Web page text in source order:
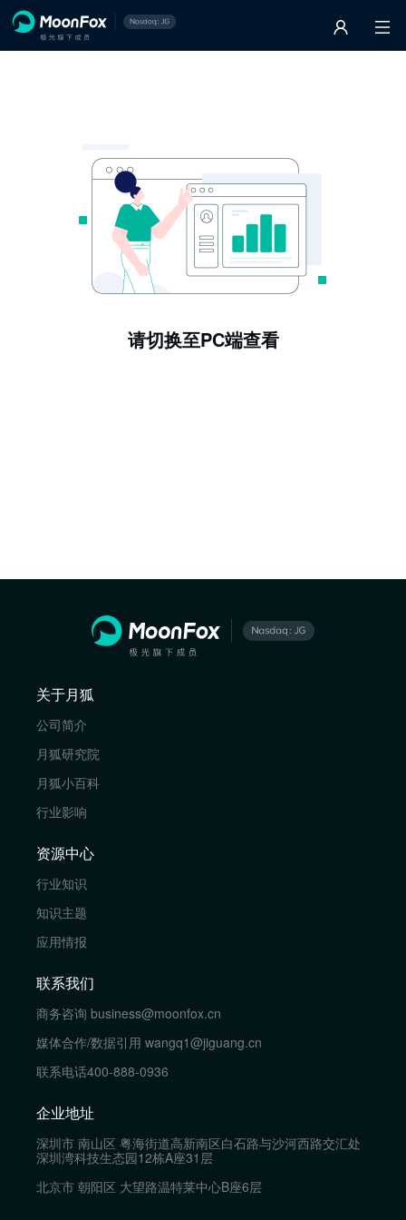
请切换至PC端查看
关于月狐
公司简介
月狐研究院
月狐小百科
行业影响
资源中心
行业知识
知识主题
应用情报
联系我们
商务咨询 business@moonfox.cn
媒体合作/数据引用 wangq1@jiguang.cn
联系电话400-888-0936
企业地址
深圳市 南山区 粤海街道高新南区白石路与沙河西路交汇处
深圳湾科技生态园12栋A座31层
北京市 朝阳区 大望路温特莱中心B座6层